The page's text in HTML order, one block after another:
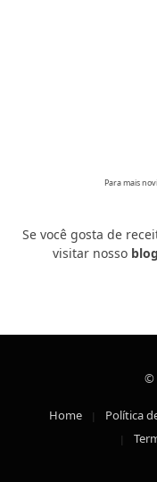
Para mais
Se você gosta de
visitar nosso
©
Home Política